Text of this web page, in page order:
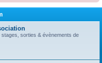
e
sorties & évènements de